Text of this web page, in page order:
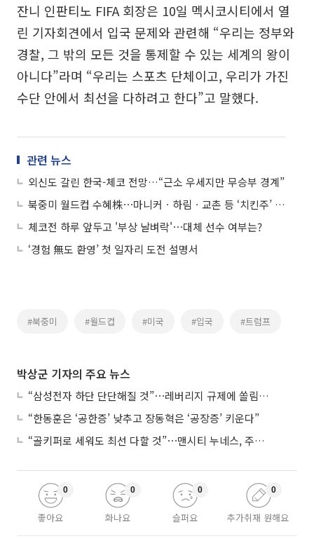
잔니 인판티노 FIFA 회장은 10일 멕시코시티에서 열
린 기자회견에서 입국 문제와 관련해 “우리는 정부와
경찰, 그 밖의 모든 것을 통제할 수 있는 세계의 왕이
아니다”라며 “우리는 스포츠 단체이고, 우리가 가진
수단 안에서 최선을 다하려고 한다”고 말했다.
관련 뉴스
외신도 갈린 한국-체코 전망…“근소 우세지만 무승부 경계”
북중미 월드컵 수혜株⋯마니커ㆍ하림ㆍ교촌 등 ‘치킨주’ 장 초반 강세
체코전 하루 앞두고 '부상 날벼락'⋯대체 선수 여부는?
‘경험 無도 환영’ 첫 일자리 도전 설명서
#북중미 #월드컵 #미국 #입국 #트럼프
박상군 기자의 주요 뉴스
“삼성전자 하단 단단해질 것”⋯레버리지 규제에 쏠림 완화
“한동훈은 ‘공한증’ 낮추고 장동혁은 ‘공장증’ 키운다”
“골키퍼로 세워도 최선 다할 것”⋯맨시티 누네스, 주전 경쟁 각오
좋아요
0
화나요
0
슬퍼요
0
추가취재 원해요
0